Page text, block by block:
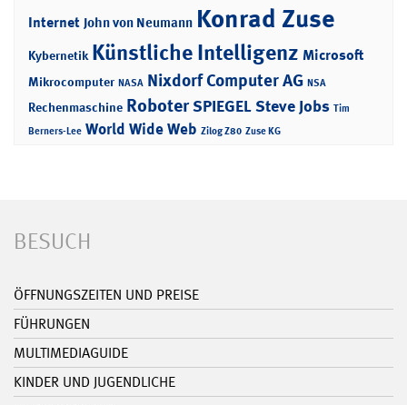
Internet John von Neumann Konrad Zuse
Kybernetik Künstliche Intelligenz Microsoft
Mikrocomputer NASA Nixdorf Computer AG NSA
Rechenmaschine RoboterSPIEGELSteve Jobs Tim
Berners-Lee World Wide Web Zilog Z80 Zuse KG
BESUCH
ÖFFNUNGSZEITEN UND PREISE
FÜHRUNGEN
MULTIMEDIAGUIDE
KINDER UND JUGENDLICHE